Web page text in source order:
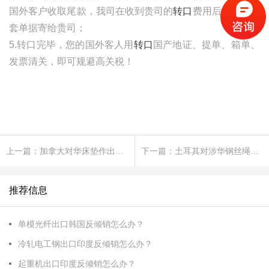
国外客户收取尾款，我司在收到贵司的转口 费用后，将把全
套单据寄给贵司；
5.转口完毕，您的国外客人用 转口 国产地证、提单、箱单、
发票清关，即可规避高关税！
推荐信息
单模光纤出口韩国反倾销怎么办？
冷轧电工钢出口印度反倾销怎么办？
起重机出口印度反倾销怎么办？